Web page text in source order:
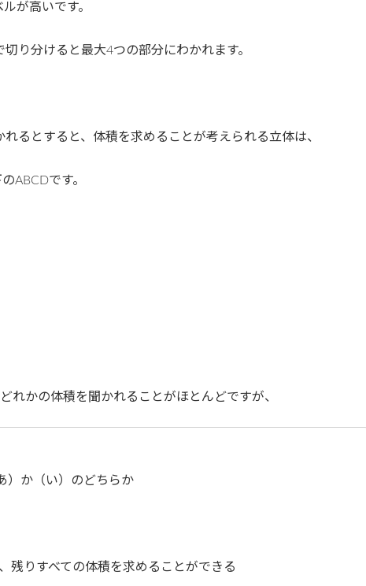
が高いです。
り分けると最大4つの部分にわかれます。
るとすると、体積を求めることが考えられる立体は、
ABCDです。
れかの体積を聞かれることがほとんどですが、
）か（い）のどちらか
残りすべての体積を求めることができる